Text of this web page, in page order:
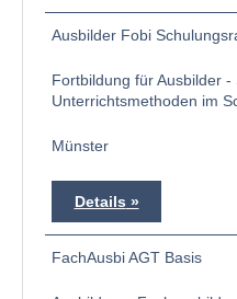
Ausbilder Fobi
Fortbildung für Ausbilder -
Unterrichtsmethoden im
Münster
Details
FachAusbi AGT Basis